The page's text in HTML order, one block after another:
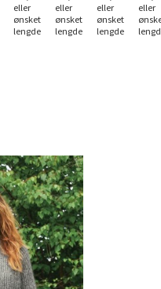
eller
ønsket
lengde
eller
ønsket
lengde
eller
ønsket
lengde
eller